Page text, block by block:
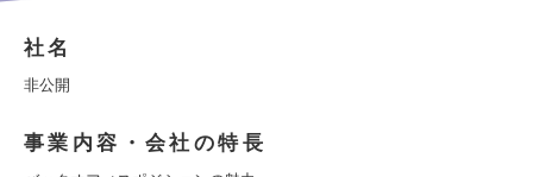
社名
非公開
事業内容・会社の特長